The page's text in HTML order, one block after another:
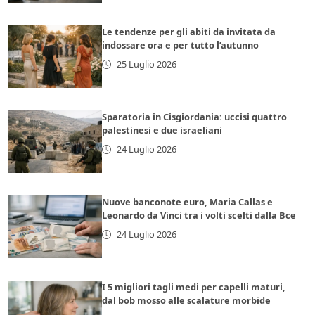
Le tendenze per gli abiti da invitata da
indossare ora e per tutto l’autunno
25 Luglio 2026
Sparatoria in Cisgiordania: uccisi quattro
palestinesi e due israeliani
24 Luglio 2026
Nuove banconote euro, Maria Callas e
Leonardo da Vinci tra i volti scelti dalla Bce
24 Luglio 2026
I 5 migliori tagli medi per capelli maturi,
dal bob mosso alle scalature morbide